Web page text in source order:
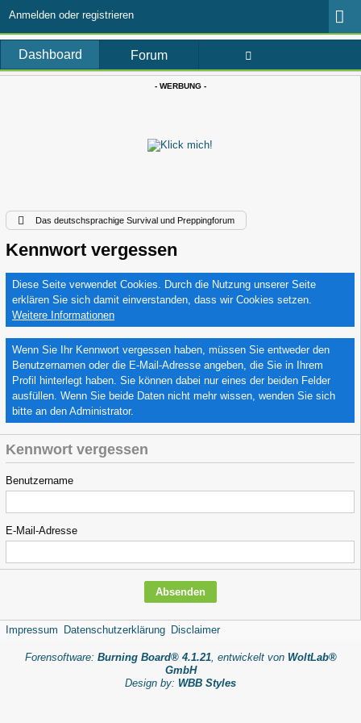
Anmelden oder registrieren
Dashboard Forum
- WERBUNG -
Das deutschsprachige Survival und Preppingforum
Kennwort vergessen
Diese Seite verwendet Cookies. Durch die Nutzung unserer Seite
erklären Sie sich damit einverstanden, dass wir Cookies setzen.
Weitere Informationen
Wenn Sie Ihr Kennwort vergessen haben, müssen Sie entweder den
Benutzernamen oder die E-Mail-Adresse angeben, die Sie in Ihrem
Profil hinterlegt haben. Sie können dabei nur eines der beiden Felder
ausfüllen. Wenn Sie beide Daten nicht mehr wissen, wenden Sie sich
bitte an den Administrator.
Kennwort vergessen
Benutzername
E-Mail-Adresse
Impressum Datenschutzerklärung Disclaimer
Forensoftware: Burning Board® 4.1.21, entwickelt von WoltLab®
GmbH
Design by: WBB Styles